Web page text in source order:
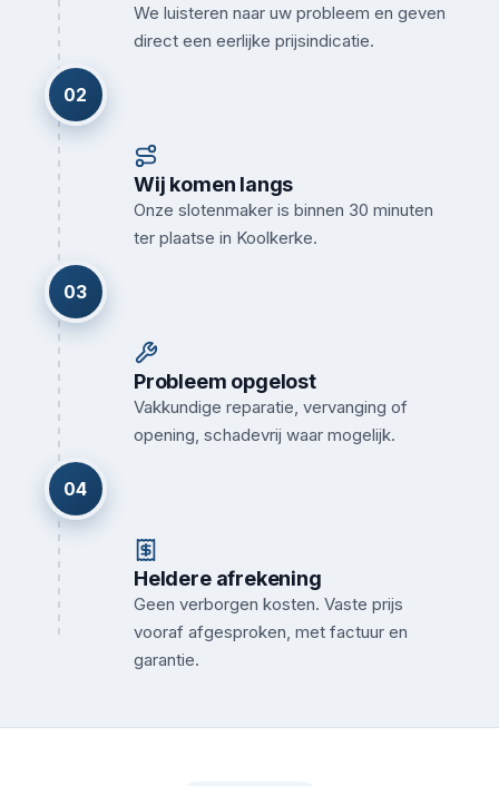
We luisteren naar uw probleem en geven
direct een eerlijke prijsindicatie.
02
Wij komen langs
Onze slotenmaker is binnen 30 minuten
ter plaatse in Koolkerke.
03
Probleem opgelost
Vakkundige reparatie, vervanging of
opening, schadevrij waar mogelijk.
04
Heldere afrekening
Geen verborgen kosten. Vaste prijs
vooraf afgesproken, met factuur en
garantie.